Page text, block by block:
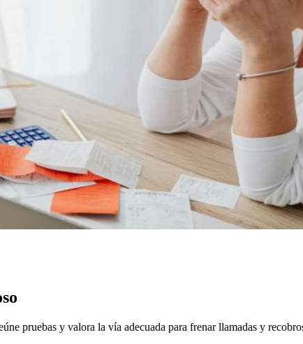
pruebas y valora la vía adecuada para frenar llamadas y